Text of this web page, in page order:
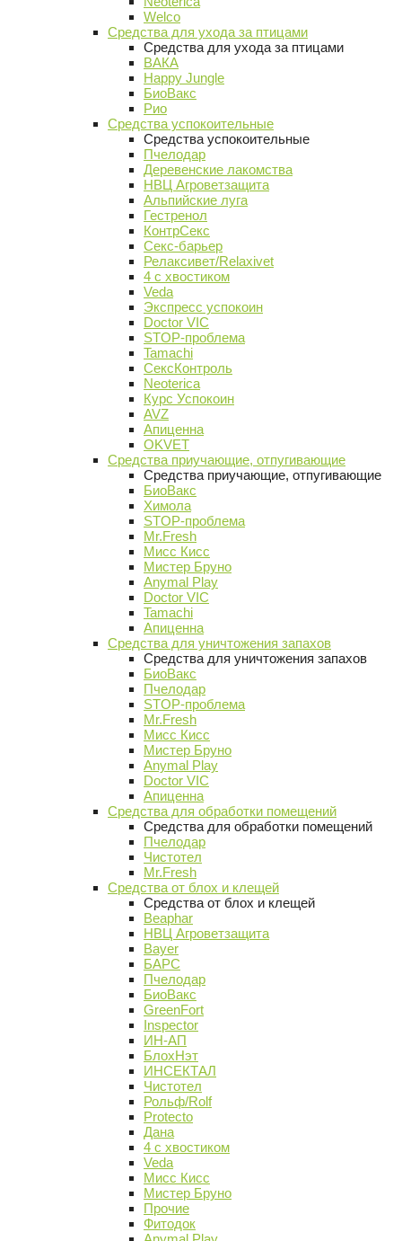
Welco
Средства для ухода за птицами
Средства для ухода за птицами
ВАКА
Happy Jungle
БиоВакс
Рио
Средства успокоительные
Средства успокоительные
Пчелодар
Деревенские лакомства
НВЦ Агроветзащита
Альпийские луга
Гестренол
КонтрСекс
Секс-барьер
Релаксивет/Relaxivet
4 с хвостиком
Veda
Экспресс успокоин
Doctor VIC
STOP-проблема
Tamachi
СексКонтроль
Neoterica
Курс Успокоин
AVZ
Апиценна
OKVET
Средства приучающие, отпугивающие
Средства приучающие, отпугивающие
БиоВакс
Химола
STOP-проблема
Mr.Fresh
Мисс Кисс
Мистер Бруно
Anymal Play
Doctor VIC
Tamachi
Апиценна
Средства для уничтожения запахов
Средства для уничтожения запахов
БиоВакс
Пчелодар
STOP-проблема
Mr.Fresh
Мисс Кисс
Мистер Бруно
Anymal Play
Doctor VIC
Апиценна
Средства для обработки помещений
Средства для обработки помещений
Пчелодар
Чистотел
Mr.Fresh
Средства от блох и клещей
Средства от блох и клещей
Beaphar
НВЦ Агроветзащита
Bayer
БАРС
Пчелодар
БиоВакс
GreenFort
Inspector
ИН-АП
БлохНэт
ИНСЕКТАЛ
Чистотел
Рольф/Rolf
Protecto
Дана
4 с хвостиком
Veda
Мисс Кисс
Мистер Бруно
Прочие
Фитодок